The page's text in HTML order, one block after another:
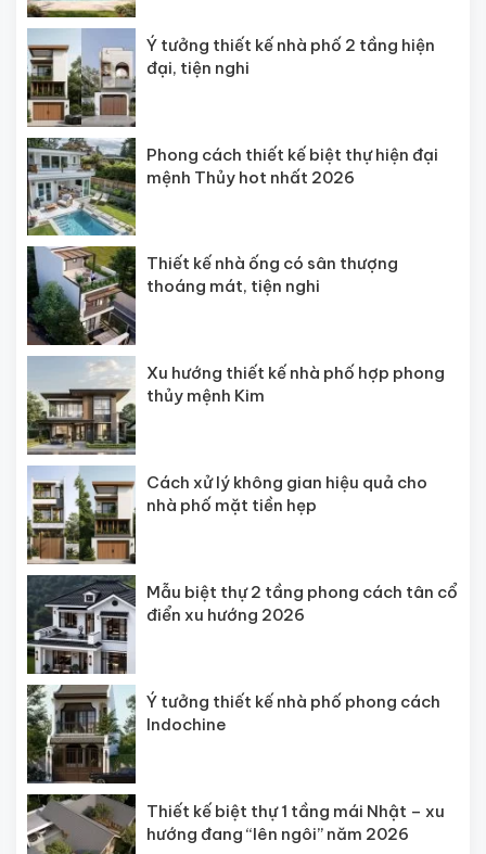
Ý tưởng thiết kế nhà phố 2 tầng hiện
đại, tiện nghi
Phong cách thiết kế biệt thự hiện đại
mệnh Thủy hot nhất 2026
Thiết kế nhà ống có sân thượng
thoáng mát, tiện nghi
Xu hướng thiết kế nhà phố hợp phong
thủy mệnh Kim
Cách xử lý không gian hiệu quả cho
nhà phố mặt tiền hẹp
Mẫu biệt thự 2 tầng phong cách tân cổ
điển xu hướng 2026
Ý tưởng thiết kế nhà phố phong cách
Indochine
Thiết kế biệt thự 1 tầng mái Nhật – xu
hướng đang “lên ngôi” năm 2026